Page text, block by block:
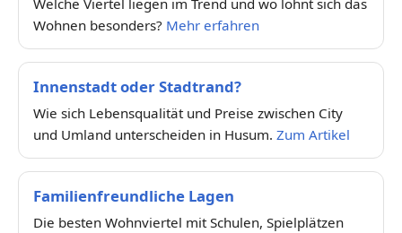
Wohnen besonders? Mehr erfahren
Innenstadt oder Stadtrand?
Wie sich Lebensqualität und Preise zwischen City
und Umland unterscheiden in Husum. Zum Artikel
Familienfreundliche Lagen
Die besten Wohnviertel mit Schulen, Spielplätzen